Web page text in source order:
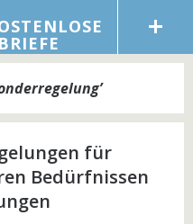
’
für
Bedürfnissen